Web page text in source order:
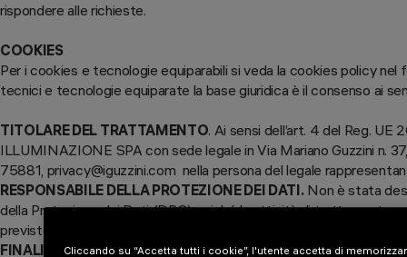
rispondere alle richieste.
COOKIES
Per i cookies e tecnologie equiparabili si veda la cookies policy
tecnici e tecnologie equiparate la base giuridica è il consenso ai
TITOLARE DEL TRATTAMENTO. Ai sensi dell’art. 4 del Reg.
ILLUMINAZIONE SPA con sede legale in Via Mariano Guzzini n.
75881, privacy@iguzzini.com nella persona del legale
RESPONSABILE DELLA PROTEZIONE DEI DATI.Non è stata
della Protezione dei Dati (DPO) poiché le attività di trattamento
previste dall'Art. 37 del GDPR
FINALITA’ DEL TRATTAMENTO
Cliccando su “Accetta tutti i cookie”, l'utente accetta di